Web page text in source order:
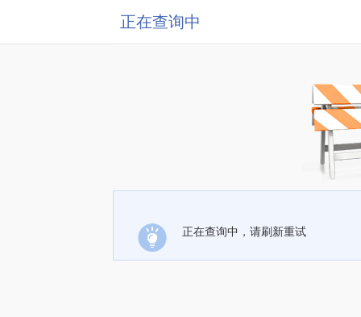
正在查询中
正在查询中，请刷新重试